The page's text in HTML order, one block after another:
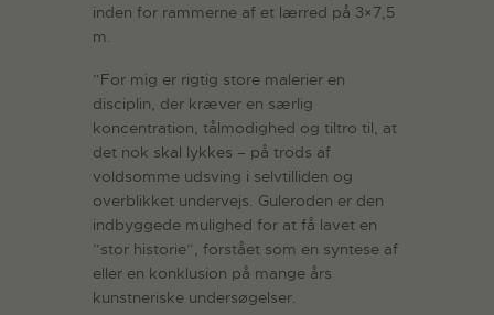
inden for rammerne af et lærred på 3×7,5
m.
”For mig er rigtig store malerier en
disciplin, der kræver en særlig
koncentration, tålmodighed og tiltro til, at
det nok skal lykkes – på trods af
voldsomme udsving i selvtilliden og
overblikket undervejs. Guleroden er den
indbyggede mulighed for at få lavet en
”stor historie”, forstået som en syntese af
eller en konklusion på mange års
kunstneriske undersøgelser.